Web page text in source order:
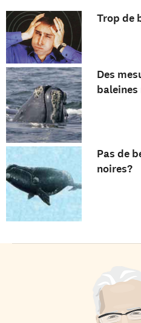
Trop de
Des
baleines
Pas de
noires?